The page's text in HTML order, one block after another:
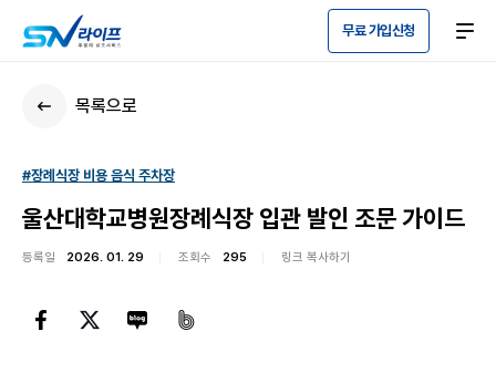
무료 가입신청
목록으로
#장례식장 비용 음식 주차장
울산대학교병원장례식장 입관 발인 조문 가이드
등록일 2026. 01. 29 조회수 295 링크 복사하기